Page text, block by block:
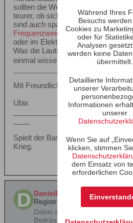
sollten die Werte auch aufgedruckt
teurer, ob sich das klanglich
sind auch spannungsfester. Zu
Frequenzweichenbauteile | Visaton
oder im Elektronikversand.
Was die Lautsprecher betrifft,
einmal wissen, was das für eine
Mit Freundlichem Gruß,
Ubix
Spielt der Bass zu tief, kommt der
Krieg.
DanielK78
Registrierter Benutzer
Dabei seit:
Beiträge:
526
Während Ihres
Besuchs
Cookies zu
oder für
Analysen
werden keine
übermittelt.
Detaillierte
unserer
Informationen
unserer
Wenn Sie auf
klicken, stimmen
dem Einsatz von
erforderlichen